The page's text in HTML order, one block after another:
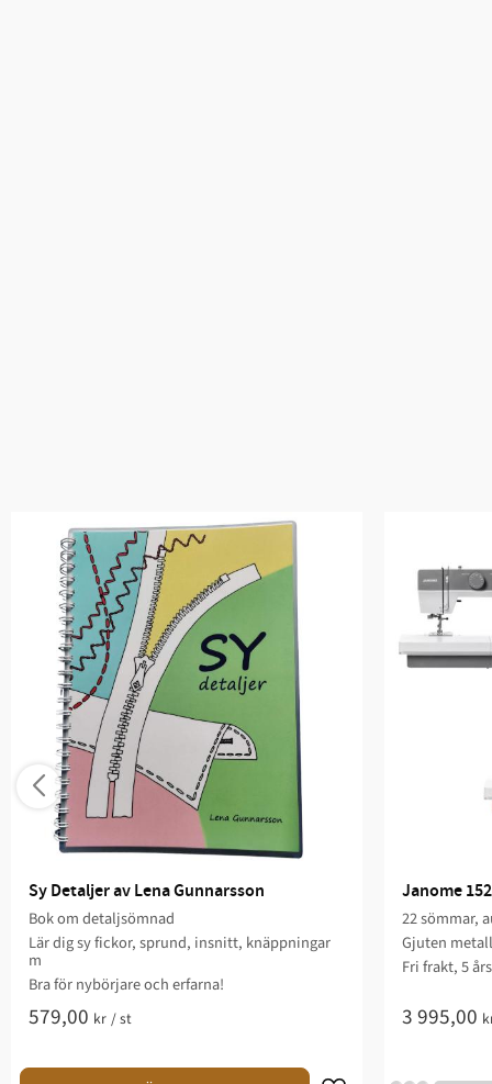
Sy Detaljer av Lena Gunnarsson
Bok om detaljsömnad
Lär dig sy fickor, sprund, insnitt, knäppningar
m
Bra för nybörjare och erfarna!
579,00 kr /st
Janome
22 sömmar,
Gjuten
Fri frakt, 5
3 995,00